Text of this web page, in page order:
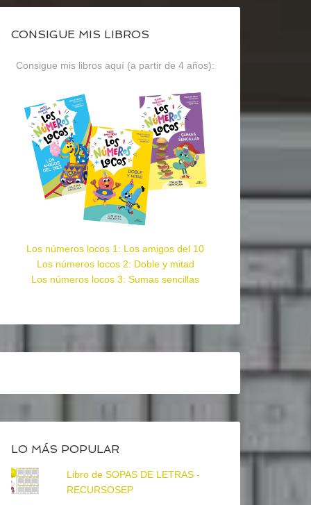
CONSIGUE MIS LIBROS
Consigue mis libros aquí (a partir de 4 años):
Los números locos 1: Los amigos del 10
Los números locos 2: Doble y mitad
Los números locos 3: Sumas sencillas
LO MÁS POPULAR
Libro de SOPAS DE LETRAS -
RECURSOSEP